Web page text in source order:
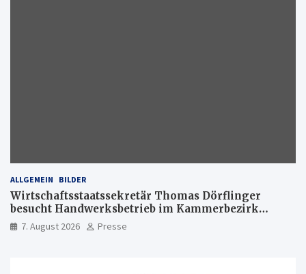
ALLGEMEIN BILDER
Wirtschaftsstaatssekretär Thomas Dörflinger
besucht Handwerksbetrieb im Kammerbezirk
Freiburg
7. August 2026 Presse